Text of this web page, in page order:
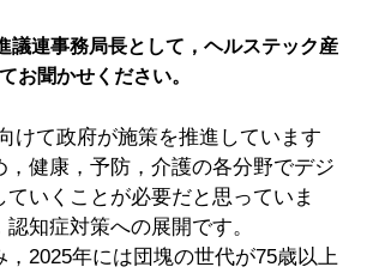
議連事務局長として，ヘルステック産
お聞かせください。
けて政府が施策を推進しています
，健康，予防，介護の各分野でデジ
ていくことが必要だと思っていま
知症対策への展開です。
，2025年には団塊の世代が75歳以上